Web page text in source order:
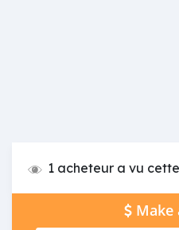
1 acheteur a vu
Make